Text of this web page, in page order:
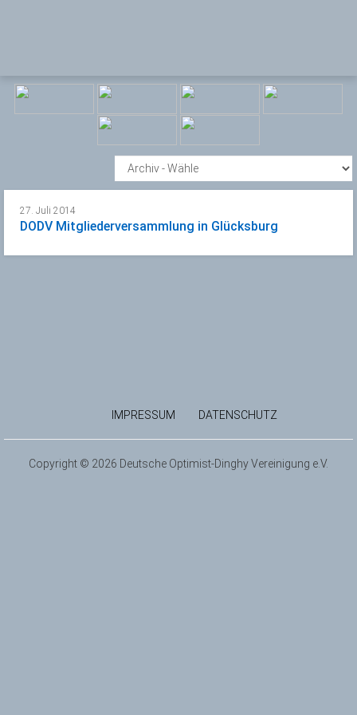
27. Juli 2014
DODV Mitgliederversammlung in Glücksburg
IMPRESSUM DATENSCHUTZ
Copyright © 2026 Deutsche Optimist-Dinghy Vereinigung e.V.